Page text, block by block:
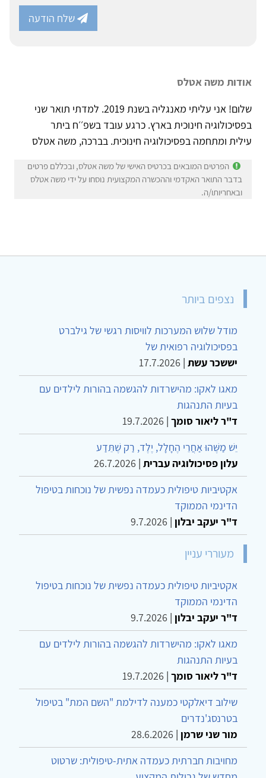
שלח הודעה
אודות משה אטלס
שלום! אני עליתי מאנגליה בשנת 2019. למדתי תואר שני
בפסיכולוגיה חינוכית בארץ. כרגע עובד בשפ׳׳ח ביתר
עילית ומתחמה בפסיכולוגיה חינוכית. בברכה, משה אטלס
הפרטים המובאים בכרטיס האישי של משה אטלס, ובכללם פרטים
בדבר התואר האקדמי וההכשרה המקצועית נוסחו על ידי משה אטלס
ובאחריותו/ה.
נצפים ביותר
מודל שלוש המערכות לוויסות רגשי של גילברט
בפסיכולוגיה רפואית של
יששכר עשת |
17.7.2026
מאגו לאקו: מהישרדות להגשמה בהורות לילדים עם
בעיות התנהגות
ד"ר ליאור סומך |
19.7.2026
יֵשׁ מַשֶּׁהוּ אַחֲרֵי הֶחָלָל, יֶלֶד, רַק שֶׁתֵּדַע
עלון פסיכולוגיה עברית |
26.7.2026
אקטיביות טיפולית כעמדה נפשית של נוכחות בטיפול
הדינמי הממוקד
ד"ר יעקב יבלון |
9.7.2026
מעוררי עניין
אקטיביות טיפולית כעמדה נפשית של נוכחות בטיפול
הדינמי הממוקד
ד"ר יעקב יבלון |
9.7.2026
מאגו לאקו: מהישרדות להגשמה בהורות לילדים עם
בעיות התנהגות
ד"ר ליאור סומך |
19.7.2026
שילוב דיאלקטי כמענה לדילמת "השם המת" בטיפול
בטרנסג'נדרים
מור שני שרמן |
28.6.2026
מחויבות חברתית כעמדה אתית-טיפולית: שרטוט